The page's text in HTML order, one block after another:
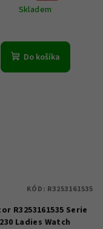
Skladem
Do košíka
R3253161535 Serie
230 Ladies Watch
KÓD: R3253161535